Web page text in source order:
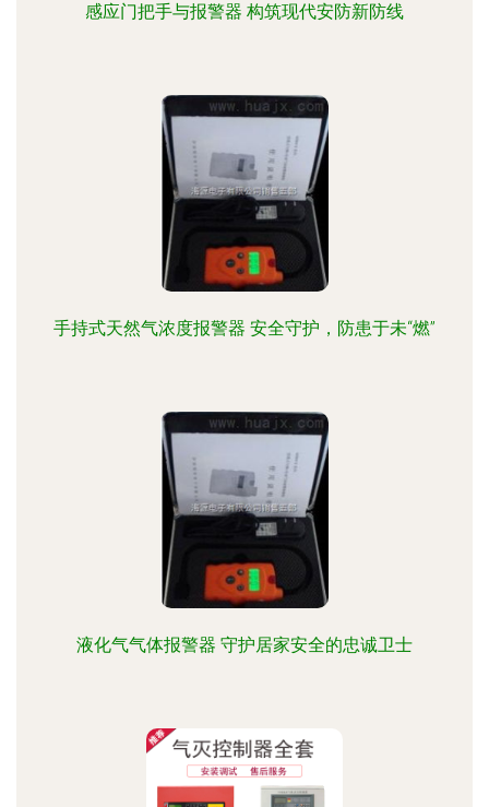
感应门把手与报警器 构筑现代安防新防线
手持式天然气浓度报警器 安全守护，防患于未“燃”
液化气气体报警器 守护居家安全的忠诚卫士